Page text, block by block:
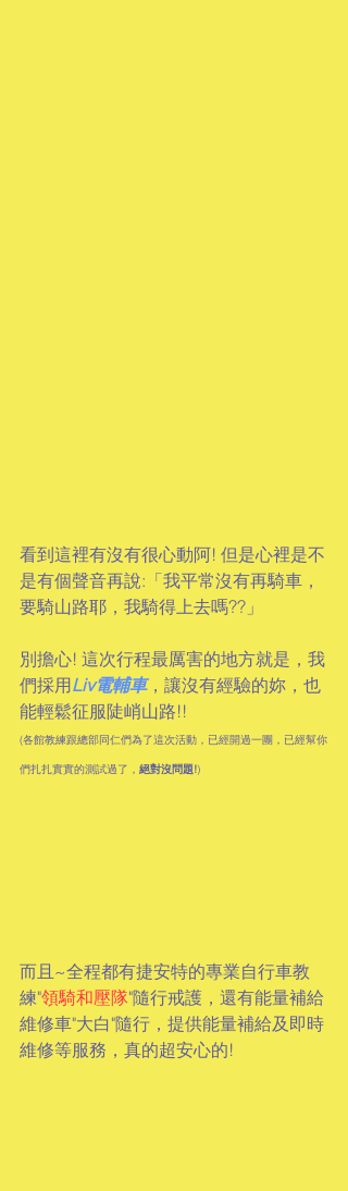
看到這裡有沒有很心動阿! 但是心裡是不
是有個聲音再說:「我平常沒有再騎車，
要騎山路耶，我騎得上去嗎??」
別擔心! 這次行程最厲害的地方就是，我
們採用Liv電輔車，讓沒有經驗的妳，也
能輕鬆征服陡峭山路!!
(各館教練跟總部同仁們為了這次活動，已經開過一團，已經幫你
們扎扎實實的測試過了， 絕對沒問題!)
而且~全程都有捷安特的專業自行車教
練"領騎和壓隊"隨行戒護，還有能量補給
維修車"大白"隨行，提供能量補給及即時
維修等服務，真的超安心的!